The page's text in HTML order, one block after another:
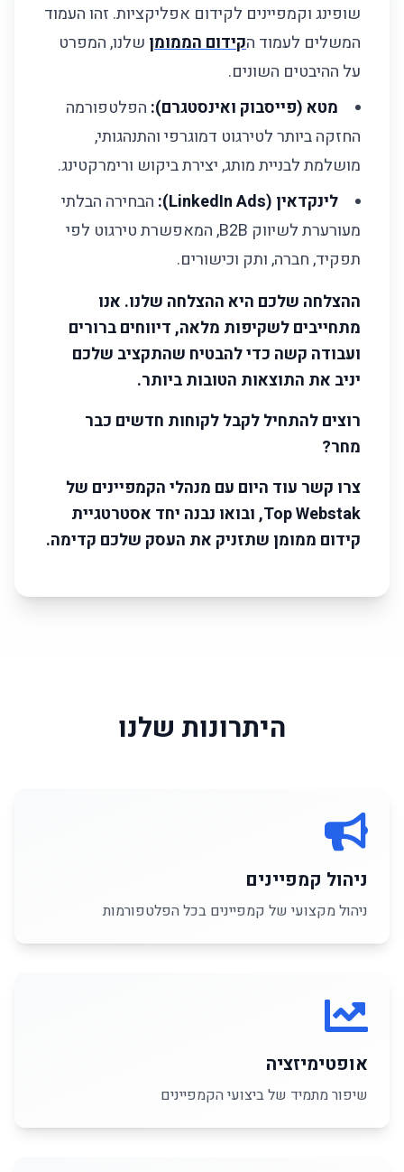
שופינג וקמפיינים לקידום אפליקציות. זהו העמוד
המשלים לעמוד הקידום הממומן שלנו, המפרט
על ההיבטים השונים.
מטא (פייסבוק ואינסטגרם): הפלטפורמה
החזקה ביותר לטירגוט דמוגרפי והתנהגותי,
מושלמת לבניית מותג, יצירת ביקוש ורימרקטינג.
לינקדאין (LinkedIn Ads):
הבחירה הבלתי
מעורערת לשיווק B2B, המאפשרת טירגוט לפי
תפקיד, חברה, ותק וכישורים.
ההצלחה שלכם היא ההצלחה שלנו. אנו
מתחייבים לשקיפות מלאה, דיווחים ברורים
ועבודה קשה כדי להבטיח שהתקציב שלכם
יניב את התוצאות הטובות ביותר.
רוצים להתחיל לקבל לקוחות חדשים כבר
מחר?
צרו קשר עוד היום עם מנהלי הקמפיינים של
Top Webstak, ובואו נבנה יחד אסטרטגיית
קידום ממומן שתזניק את העסק שלכם קדימה.
היתרונות שלנו
ניהול קמפיינים
ניהול מקצועי של קמפיינים בכל הפלטפורמות
אופטימיזציה
שיפור מתמיד של ביצועי הקמפיינים